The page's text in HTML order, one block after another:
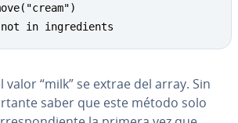
in ingredients
valor “milk” se extrae del array. Sin
saber que este método solo